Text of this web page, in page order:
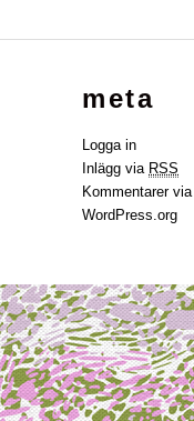
meta
Logga in
Inlägg via RSS
Kommentarer via
WordPress.org